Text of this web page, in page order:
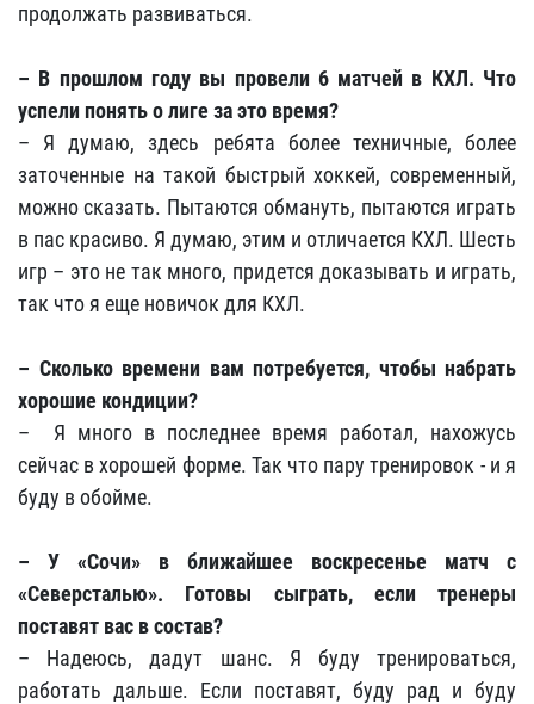
продолжать развиваться.
– В прошлом году вы провели 6 матчей в КХЛ. Что
успели понять о лиге за это время?
– Я думаю, здесь ребята более техничные, более
заточенные на такой быстрый хоккей, современный,
можно сказать. Пытаются обмануть, пытаются играть
в пас красиво. Я думаю, этим и отличается КХЛ. Шесть
игр – это не так много, придется доказывать и играть,
так что я еще новичок для КХЛ.
– Сколько времени вам потребуется, чтобы набрать
хорошие кондиции?
– Я много в последнее время работал, нахожусь
сейчас в хорошей форме. Так что пару тренировок - и я
буду в обойме.
– У «Сочи» в ближайшее воскресенье матч с
«Северсталью». Готовы сыграть, если тренеры
поставят вас в состав?
– Надеюсь, дадут шанс. Я буду тренироваться,
работать дальше. Если поставят, буду рад и буду